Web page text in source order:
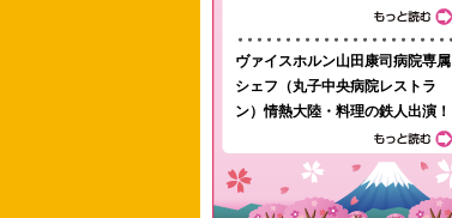
ヴァイスホルン山田康司病院専属
シェフ（丸子中央病院レストラ
ン）情熱大陸・料理の鉄人出演！